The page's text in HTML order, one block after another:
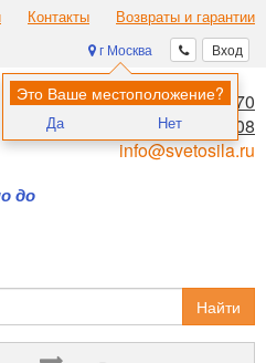
Контакты Возвраты и гарантии
Вход
г Москва
Это Ваше местоположение?
Да Нет
до
8 (495) 970-00-70
8 (800) 700-11-08
info@svetosila.ru
Найти